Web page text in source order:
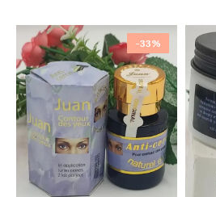
-33%